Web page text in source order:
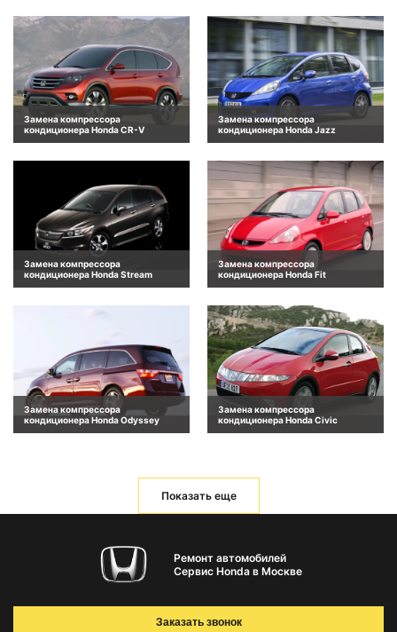
Замена компрессора
кондиционера Honda CR-V
Замена компрессора
кондиционера Honda Jazz
Замена компрессора
кондиционера Honda Stream
Замена компрессора
кондиционера Honda Fit
Замена компрессора
кондиционера Honda Odyssey
Замена компрессора
кондиционера Honda Civic
Показать еще
Ремонт автомобилей
Сервис Honda в Москве
Заказать звонок